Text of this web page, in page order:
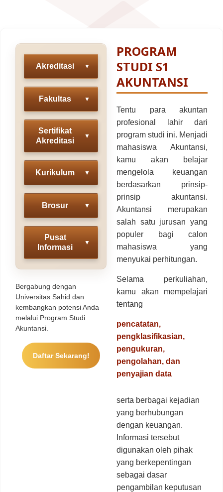
Doktoral Ilmu Komunikasi
Magister Manajemen
Magister Hukum
Magister Manajemen Lingkungan
ALUMNI MBKM
humas@usahid.ac.id
Mon - Fri: 9:00 - 18:30
Jadi USAHID
Akreditasi ▼
Fakultas ▼
Sertifikat
Akreditasi
▼
Kurikulum ▼
Brosur ▼
Pusat
Informasi
▼
Bergabung dengan
Universitas Sahid dan
kembangkan potensi Anda
melalui Program Studi
Akuntansi.
Daftar Sekarang!
PROGRAM
STUDI S1
AKUNTANSI
Tentu para akuntan
profesional lahir dari
program studi ini. Menjadi
mahasiswa Akuntansi,
kamu akan belajar
mengelola keuangan
berdasarkan prinsip-
prinsip akuntansi.
Akuntansi merupakan
salah satu jurusan yang
populer bagi calon
mahasiswa yang
menyukai perhitungan.
Selama perkuliahan,
kamu akan mempelajari
tentang
pencatatan,
pengklasifikasian,
pengukuran,
pengolahan, dan
penyajian data
serta berbagai kejadian
yang berhubungan
dengan keuangan.
Informasi tersebut
digunakan oleh pihak
yang berkepentingan
sebagai dasar
pengambilan keputusan